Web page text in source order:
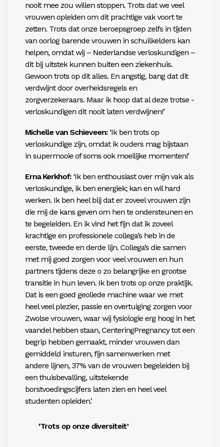
nooit mee zou willen stoppen. Trots dat we veel
vrouwen opleiden om dit prachtige vak voort te
zetten. Trots dat onze beroepsgroep zelfs in tijden
van oorlog ­barende vrouwen in schuilkelders kan
helpen, omdat wij – Nederlandse verloskundigen –
dit bij uitstek kunnen buiten een ziekenhuis.
Gewoon trots op dit alles. En ­angstig, bang dat dit
verdwijnt door overheidsregels en
zorgverzekeraars. Maar ik hoop dat al deze trotse ­
verloskundigen dit nooit laten verdwijnen!’
Michelle van Schieveen:‘Ik ben trots op
verloskundige zijn, omdat ik ouders mag bijstaan
in supermooie of soms ook moeilijke momenten!’
Erna Kerkhof:‘Ik ben enthousiast over mijn vak als
verloskundige, ik ben energiek; kan en wil hard
werken. Ik ben heel blij dat er zoveel vrouwen zijn
die mij de kans geven om hen te ondersteunen en
te begeleiden. En ik vind het fijn dat ik zoveel
krachtige en professionele collega’s heb in de
eerste, tweede en derde lijn. Collega’s die samen
met mij goed zorgen voor veel vrouwen en hun
partners tijdens deze o zo belangrijke en grootse
transitie in hun leven. Ik ben trots op onze praktijk.
Dat is een goed geoliede machine waar we met
heel veel plezier, passie en overtuiging zorgen voor
Zwolse vrouwen, waar wij fysiologie erg hoog in het
vaandel hebben staan, CenteringPregnancy tot een
begrip hebben gemaakt, minder vrouwen dan
gemiddeld insturen, fijn samenwerken met
andere lijnen, 37% van de vrouwen begeleiden bij
een thuisbevalling, uitstekende
borstvoedingscijfers laten zien en heel veel
studenten opleiden.’
‘Trots op onze diversiteit’